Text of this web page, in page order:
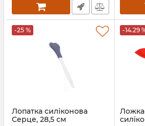
-25 %
Лопатка силіконова
Серце, 28,5 см
-14.29